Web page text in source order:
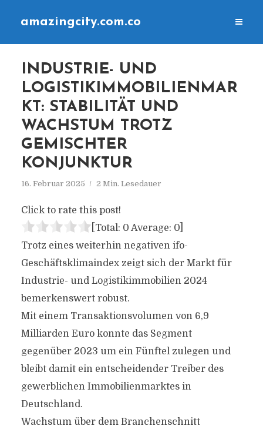
amazingcity.com.co
INDUSTRIE- UND
LOGISTIKIMMOBILIENMAR
KT: STABILITÄT UND
WACHSTUM TROTZ
GEMISCHTER
KONJUNKTUR
16. Februar 2025 2 Min. Lesedauer
Click to rate this post!
[Total: 0 Average: 0]
Trotz eines weiterhin negativen ifo-
Geschäftsklimaindex zeigt sich der Markt für
Industrie- und Logistikimmobilien 2024
bemerkenswert robust.
Mit einem Transaktionsvolumen von 6,9
Milliarden Euro konnte das Segment
gegenüber 2023 um ein Fünftel zulegen und
bleibt damit ein entscheidender Treiber des
gewerblichen Immobilienmarktes in
Deutschland.
Wachstum über dem Branchenschnitt